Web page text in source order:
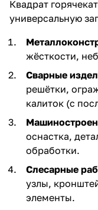
Квадрат
универсальную
жёсткости,
Сварные
решётки,
калиток (с
оснастка,
обработки.
Слесарные
узлы,
элементы.